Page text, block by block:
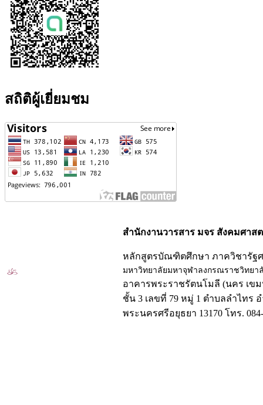
สถิติผู้เยี่ยมชม
สำนักงานวารสาร มจร สังคมศาส
หลักสูตรบัณฑิตศึกษา ภาควิชารัฐ
มหาวิทยาลัยมหาจุฬาลงกรณราชวิทยา
อาคารพระราชรัตนโมลี (นคร เข
ชั้น 3 เลขที่ 79 หมู่ 1 ตำบลลำไทร
พระนครศรีอยุธยา 13170 โทร. 084-